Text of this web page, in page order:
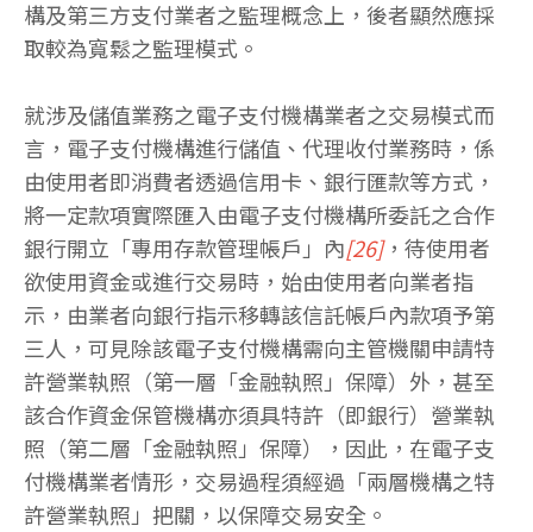
構及第三方支付業者之監理概念上，後者顯然應採
取較為寬鬆之監理模式。
就涉及儲值業務之電子支付機構業者之交易模式而
言，電子支付機構進行儲值、代理收付業務時，係
由使用者即消費者透過信用卡、銀行匯款等方式，
將一定款項實際匯入由電子支付機構所委託之合作
銀行開立「專用存款管理帳戶」內[26]，待使用者
欲使用資金或進行交易時，始由使用者向業者指
示，由業者向銀行指示移轉該信託帳戶內款項予第
三人，可見除該電子支付機構需向主管機關申請特
許營業執照（第一層「金融執照」保障）外，甚至
該合作資金保管機構亦須具特許（即銀行）營業執
照（第二層「金融執照」保障），因此，在電子支
付機構業者情形，交易過程須經過「兩層機構之特
許營業執照」把關，以保障交易安全。